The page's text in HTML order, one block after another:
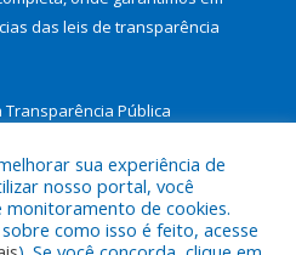
das leis de transparência
Transparência Pública
a Prefeitura Municipal de São
sua experiência de
nosso portal, você
de cookies.
como isso é feito, acesse